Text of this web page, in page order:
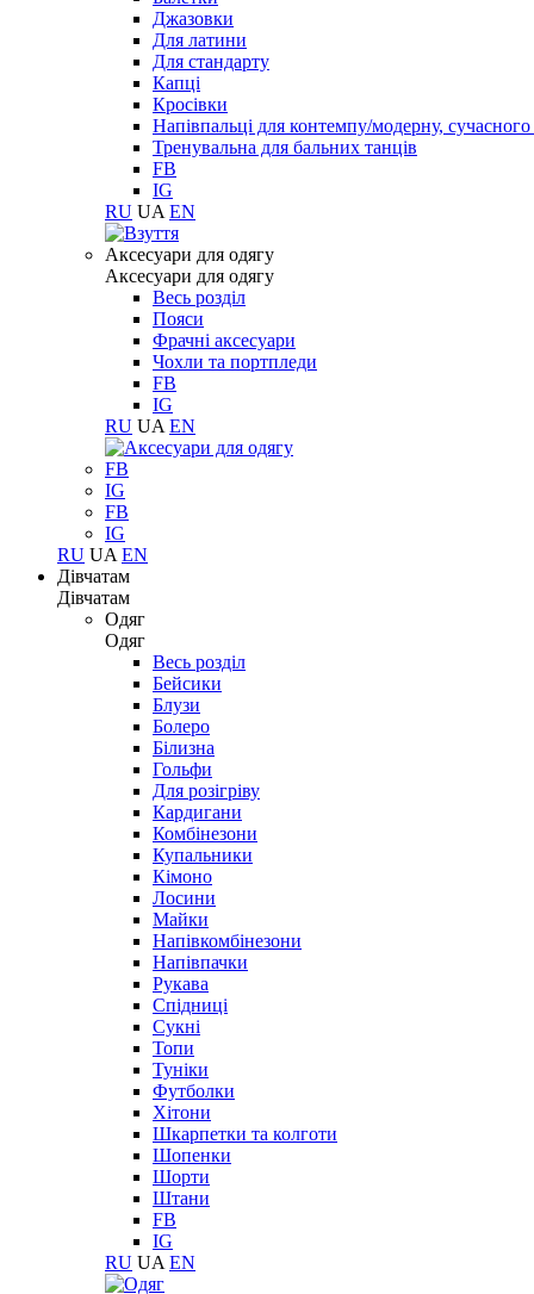
Джазовки
Для латини
Для стандарту
Капці
Кросівки
Напівпальці для контемпу/модерну,
Тренувальна для бальних танців
FB
IG
RU UA EN
Aксесуари для одягу
Aксесуари для одягу
Весь розділ
Пояси
Фрачні аксесуари
Чохли та портпледи
FB
IG
RU UA EN
FB
IG
FB
IG
RU UA EN
Дівчатам
Дівчатам
Одяг
Одяг
Весь розділ
Бейсики
Блузи
Болеро
Білизна
Гольфи
Для розігріву
Кардигани
Комбінезони
Купальники
Кімоно
Лосини
Майки
Напівкомбінезони
Напівпачки
Рукава
Спідниці
Сукні
Топи
Туніки
Футболки
Хітони
Шкарпетки та колготи
Шопенки
Шорти
Штани
FB
IG
RU UA EN